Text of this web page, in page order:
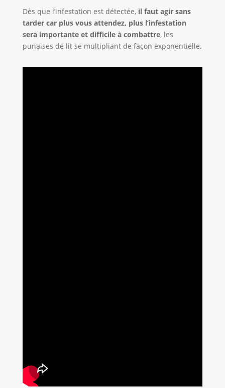
Dès que l’infestation est détectée, il faut agir sans
tarder car plus vous attendez, plus l’infestation
sera importante et difficile à combattre, les
punaises de lit se multipliant de façon exponentielle.